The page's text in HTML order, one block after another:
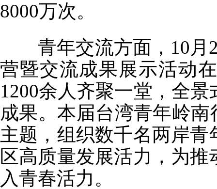
8000万次。
青年交流方面，10月
营暨交流成果展示活动
1200余人齐聚一堂，全
成果。本届台湾青年岭
主题，组织数千名两岸
区高质量发展活力，为
入青春活力。